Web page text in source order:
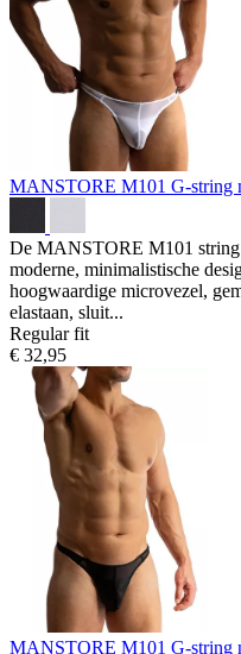
MANSTORE M101 G-string
De MANSTORE M101
moderne, minimalistische
hoogwaardige microvezel,
elastaan, sluit...
Regular fit
€ 32,95
MANSTORE M101 G-string